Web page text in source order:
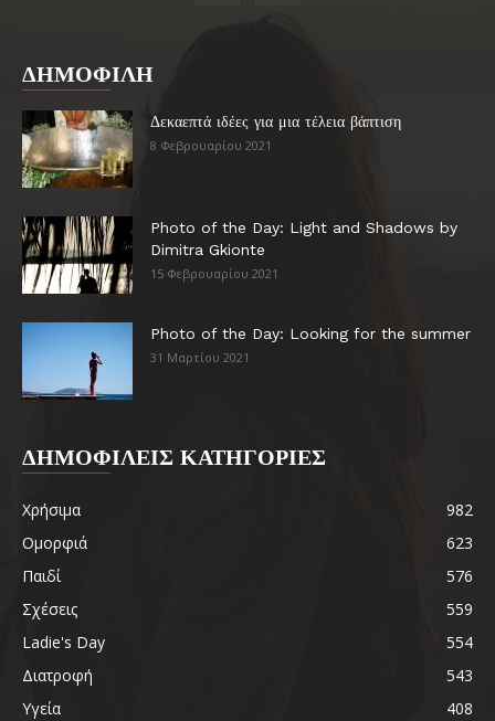
ΔΗΜΟΦΙΛΗ
Δεκαεπτά ιδέες για μια τέλεια βάπτιση
8 Φεβρουαρίου 2021
Photo of the Day: Light and Shadows by
Dimitra Gkionte
15 Φεβρουαρίου 2021
Photo of the Day: Looking for the summer
31 Μαρτίου 2021
ΔΗΜΟΦΙΛΕΙΣ ΚΑΤΗΓΟΡΙΕΣ
Χρήσιμα
982
Ομορφιά
623
Παιδί
576
Σχέσεις
559
Ladie's Day
554
Διατροφή
543
Υγεία
408